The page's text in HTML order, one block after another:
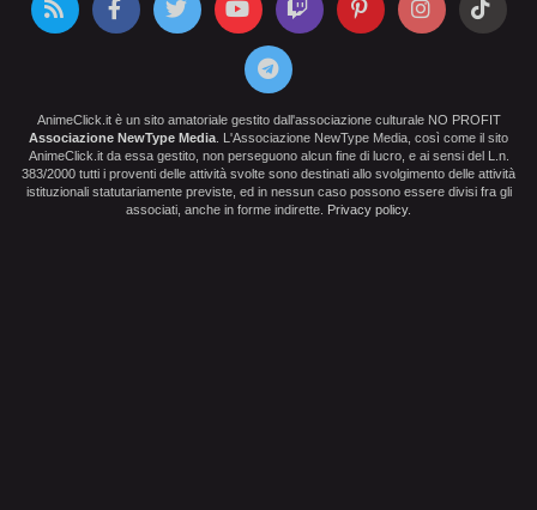
AnimeClick.it è un sito amatoriale gestito dall'associazione culturale NO PROFIT
Associazione NewType Media . L'Associazione NewType Media, così come il sito
AnimeClick.it da essa gestito, non perseguono alcun fine di lucro, e ai sensi del L.n.
383/2000 tutti i proventi delle attività svolte sono destinati allo svolgimento delle attività
istituzionali statutariamente previste, ed in nessun caso possono essere divisi fra gli
associati, anche in forme indirette. Privacy policy.